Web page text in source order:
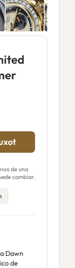
de una
cambiar.
Dawn
de